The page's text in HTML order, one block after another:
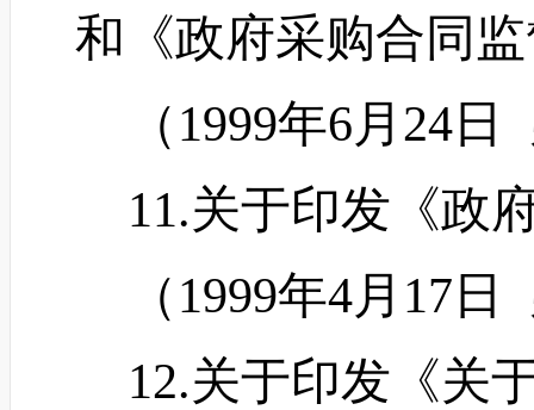
和《政府采购合同
（1999年6月24
11.关于印发《政
（1999年4月17
12.关于印发《关